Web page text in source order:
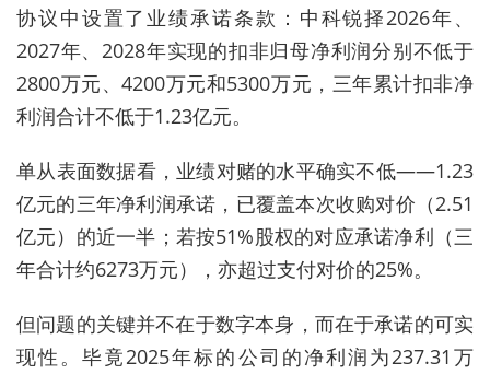
协议中设置了业绩承诺条款：中科锐择2026年、
2027年、2028年实现的扣非归母净利润分别不低于
2800万元、4200万元和5300万元，三年累计扣非净
利润合计不低于1.23亿元。
单从表面数据看，业绩对赌的水平确实不低——1.23
亿元的三年净利润承诺，已覆盖本次收购对价（2.51
亿元）的近一半；若按51%股权的对应承诺净利（三
年合计约6273万元），亦超过支付对价的25%。
但问题的关键并不在于数字本身，而在于承诺的可实
现性。毕竟2025年标的公司的净利润为237.31万